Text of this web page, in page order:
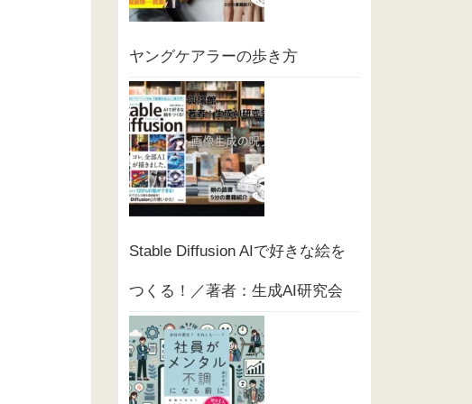
ヤングケアラーの歩き方
Stable Diffusion AIで好きな絵を
つくる！／著者：生成AI研究会